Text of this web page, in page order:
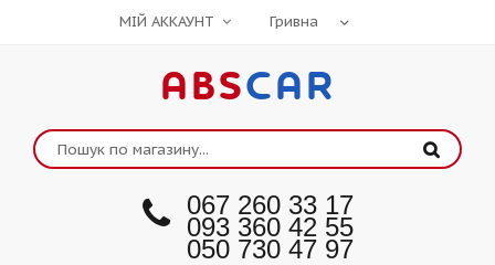
МІЙ АККАУНТ
ABSCAR
067 260 33 17
093 360 42 55
050 730 47 97